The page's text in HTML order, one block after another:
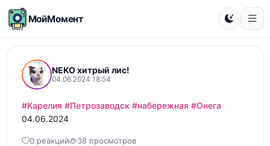
МойМомент
NEKO хитрый лис!
04.06.2024 18:54
#Карелия #Петрозаводск #набережная #Онега
04.06.2024
0 реакций 38 просмотров